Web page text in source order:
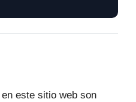
este sitio web son